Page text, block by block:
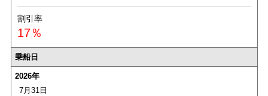
割引率
17％
乗船日
2026年
7月31日